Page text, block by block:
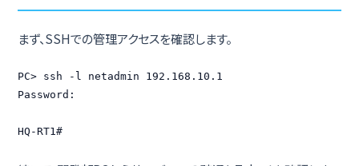
まず、SSHでの管理アクセスを確認します。
PC> ssh -l netadmin 192.168.10.1
Password:
HQ-RT1#